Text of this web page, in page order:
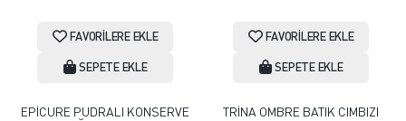
FAVORILERE EKLE
SEPETE EKLE
EPİCURE PUDRALI KONSERVE
FAVORILERE EKLE
SEPETE EKLE
TRİNA OMBRE BATIK CIMBIZI